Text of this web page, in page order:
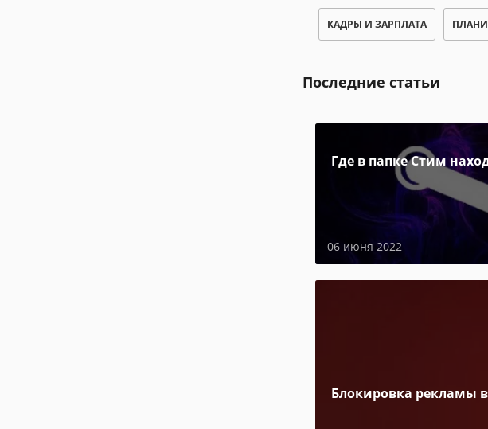
КАДРЫ И ЗАРПЛАТА
Последние статьи
Где в папке Стим
06 июня 2022
Блокировка рекламы